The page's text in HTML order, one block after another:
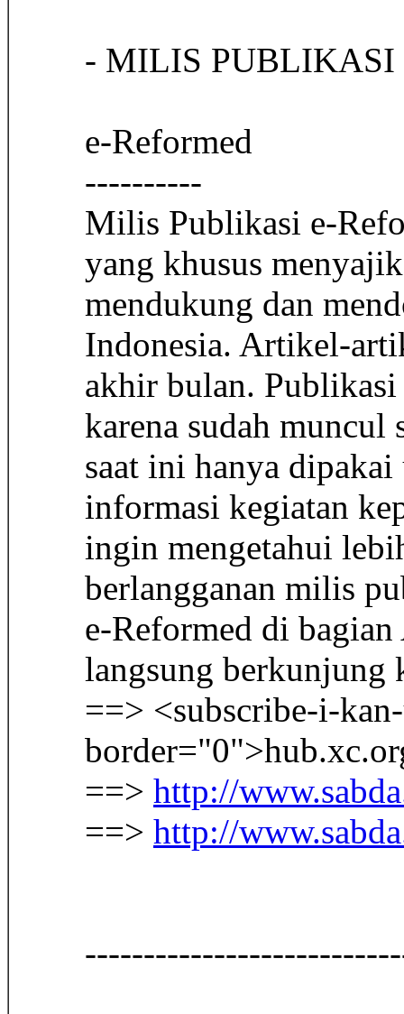
- MILIS PUBLIKASI
e-Reformed
----------
Milis Publikasi e-
yang khusus
mendukung dan
Indonesia. Artikel-
akhir bulan.
karena sudah muncul
saat ini hanya
informasi kegiatan
ingin mengetahui
berlangganan milis
e-Reformed di
langsung berkunjung
==> <subscribe-i-
==> http://
==> http://